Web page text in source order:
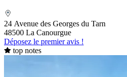
24 Avenue des Georges du Tarn
48500 La Canourgue
Déposez le premier avis !
top notes